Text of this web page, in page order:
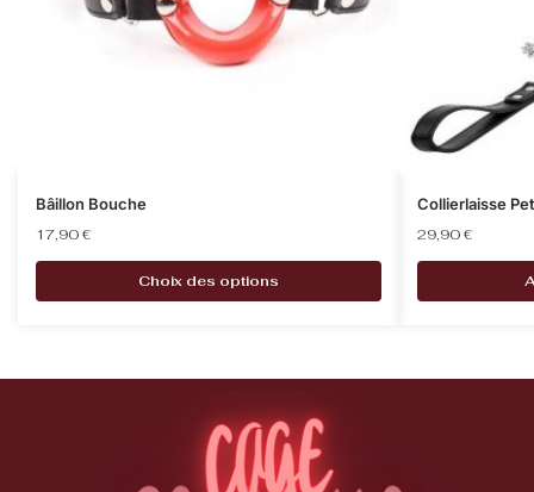
Bâillon Bouche
17,90€
Choix des options
Collierlaisse
29,90€